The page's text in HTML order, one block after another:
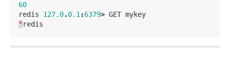
60
redis
127.0.0.1:6379> GET mykey
"redis